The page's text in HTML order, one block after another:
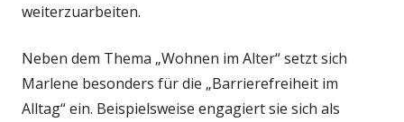
weiterzuarbeiten.
Neben dem Thema „Wohnen im Alter“ setzt sich
Marlene besonders für die „Barrierefreiheit im
Alltag“ ein. Beispielsweise engagiert sie sich als